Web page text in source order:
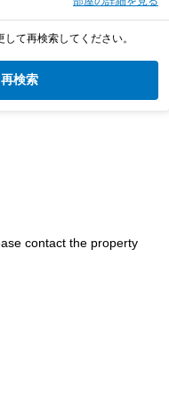
て再検索してください。
検索
contact the property